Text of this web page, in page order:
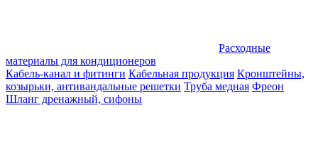
Расходные
материалы для кондиционеров
Кабель-канал и фитинги Кабельная продукция Кронштейны,
козырьки, антивандальные решетки Труба медная Фреон
Шланг дренажный, сифоны